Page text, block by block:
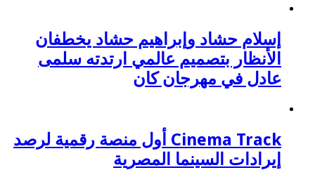
إسلام حشاد وإبراهيم حشاد يخطفان
الأنظار بتصميم عالمي ارتدته سلمى
عادل في مهرجان كان
Cinema Track أول منصة رقمية لرصد
إيرادات السينما المصرية